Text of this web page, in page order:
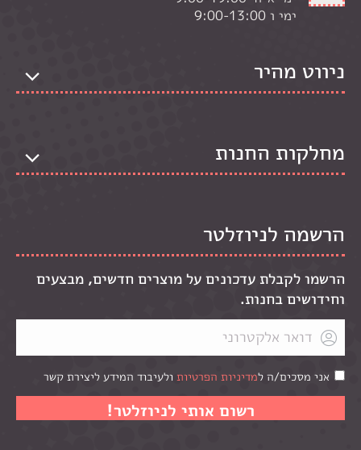
ימי ו 9:00-13:00
ניווט מהיר
מחלקות החנות
הרשמה לניוזלטר
הרשמו לקבלת עדכונים על מוצרים חדשים, מבצעים
וחידושים בחנות.
אני מסכים/ה למדיניות הפרטיות ולעיבוד המידע ליצירת קשר